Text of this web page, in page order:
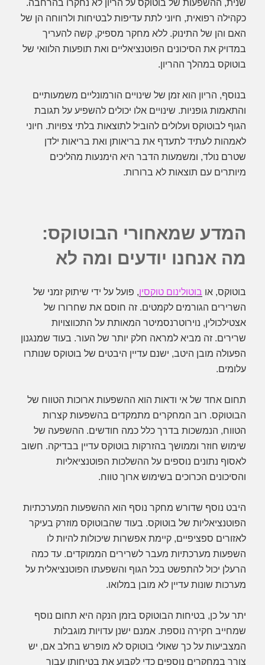
שנית, ההשפעות של בוטוקס על הריון לא נחקרו בהרחבה.
כקהילה רפואית, חיוני לתת עדיפות לבטיחות ולרווחה הן של
האם והן של התינוק. ללא מחקר מספיק, קשה להעריך
במדויק את הסיכונים הפוטנציאליים ואת תופעות הלוואי של
בוטוקס במהלך ההריון.
בנוסף, הריון הוא זמן של שינויים הורמונליים משמעותיים
והתאמות גופניות. שינויים אלו יכולים להשפיע על תגובת
הגוף לבוטוקס ועלולים להוביל לתוצאות בלתי צפויות. חיוני
לאמהות לעתיד לתעדף את בריאותן ואת בריאות ילדן
שטרם נולד, ומשמעות הדבר היא הימנעות מהליכים
מיותרים עם תוצאות לא ברורות.
המדע שמאחורי הבוטוקס:
מה אנחנו יודעים ומה לא
בוטוקס, או בוטולינום טוקסין, פועל על ידי שיתוק זמני של
השרירים הגורמים לקמטים. זה חוסם את שחרורו של
אצטילכולין, נוירוטרנסמיטר המאותת על התכווצויות
שרירים. זה מביא למראה חלק יותר של העור. בעוד שמנגנון
הפעולה מובן היטב, ישנם עדיין היבטים של בוטוקס שנותרו
עלומים.
תחום אחד של אי ודאות הוא ההשפעות ארוכות הטווח של
הבוטוקס. רוב המחקרים מתמקדים בהשפעות קצרות
הטווח, הנמשכות בדרך כלל כמה חודשים. ההשפעה של
שימוש חוזר וממושך בהזרקות בוטוקס עדיין בבדיקה. חשוב
לאסוף נתונים נוספים על ההשלכות הפוטנציאליות
והסיכונים הכרוכים בשימוש ארוך טווח.
היבט נוסף שדורש מחקר נוסף הוא ההשפעות המערכתיות
הפוטנציאליות של בוטוקס. בעוד שהבוטוקס מוזרק בעיקר
לאזורים ספציפיים, קיימת אפשרות שיכולות להיות לו
השפעות מערכתיות מעבר לשרירים הממוקדים. עד כמה
הרעלן יכול להתפשט בכל הגוף והשפעתו הפוטנציאלית על
מערכות שונות עדיין לא מובן במלואו.
יתר על כן, בטיחות הבוטוקס בזמן הנקה היא תחום נוסף
שמחייב חקירה נוספת. אמנם ישנן עדויות מוגבלות
המצביעות על כך שאולי בוטוקס לא מופרש בחלב אם, יש
צורך במחקרים נוספים כדי לקבוע את בטיחותו עבור